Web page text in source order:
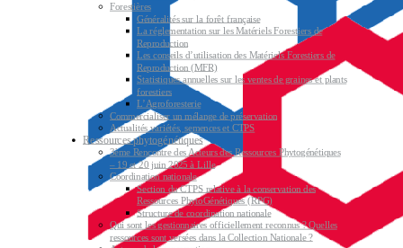
Forestières
Généralités sur la forêt française
La réglementation sur les Matériels Forestiers de
Reproduction
Les conseils d’utilisation des Matériels Forestiers de
Reproduction (MFR)
Statistiques annuelles sur les ventes de graines et plants
forestiers
L’Agroforesterie
Commercialiser un mélange de préservation
Actualités variétés, semences et CTPS
Ressources phytogénétiques
3ème Rencontre des Acteurs des Ressources Phytogénétiques
– 19 et 20 juin 2025 à Lille
Coordination nationale
Section du CTPS relative à la conservation des
Ressources PhytoGénétiques (RPG)
Structure de coordination nationale
Qui sont les gestionnaires officiellement reconnus ? Quelles
ressources sont versées dans la Collection Nationale ?